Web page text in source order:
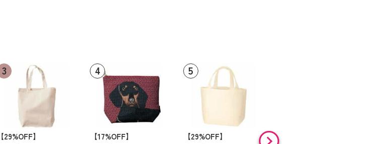
【29%OFF】
【17%OFF】
【29%OFF】
【30%OFF】